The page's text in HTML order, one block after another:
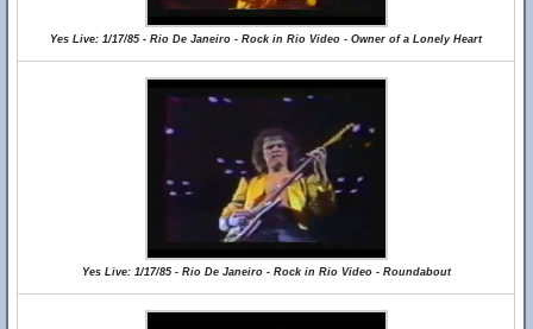
Yes Live: 1/17/85 - Rio De Janeiro - Rock in Rio Video - Owner of a Lonely Heart
Yes Live: 1/17/85 - Rio De Janeiro - Rock in Rio Video - Roundabout